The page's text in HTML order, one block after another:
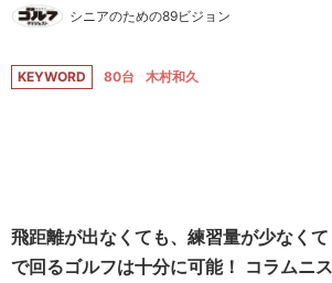
シニアのための89ビジョン
KEYWORD 80台 木村和久
飛距離が出なくても、練習量が少なく
で回るゴルフは十分に可能！ コラムニ